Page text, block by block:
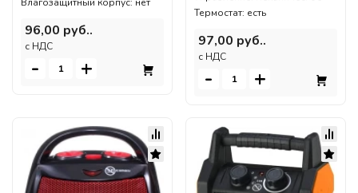
Влагозащитный корпус: нет
96,00 руб..
c НДС
- +
Термостат: есть
97,00 руб..
c НДС
- +